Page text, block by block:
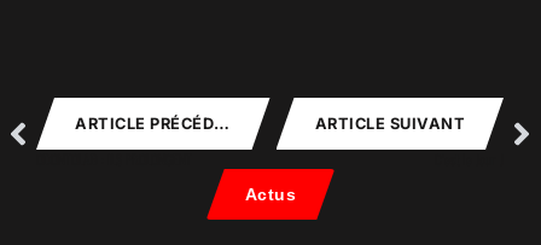
ARTICLE PRÉCÉDENT ARTICLE SUIVANT
Actus